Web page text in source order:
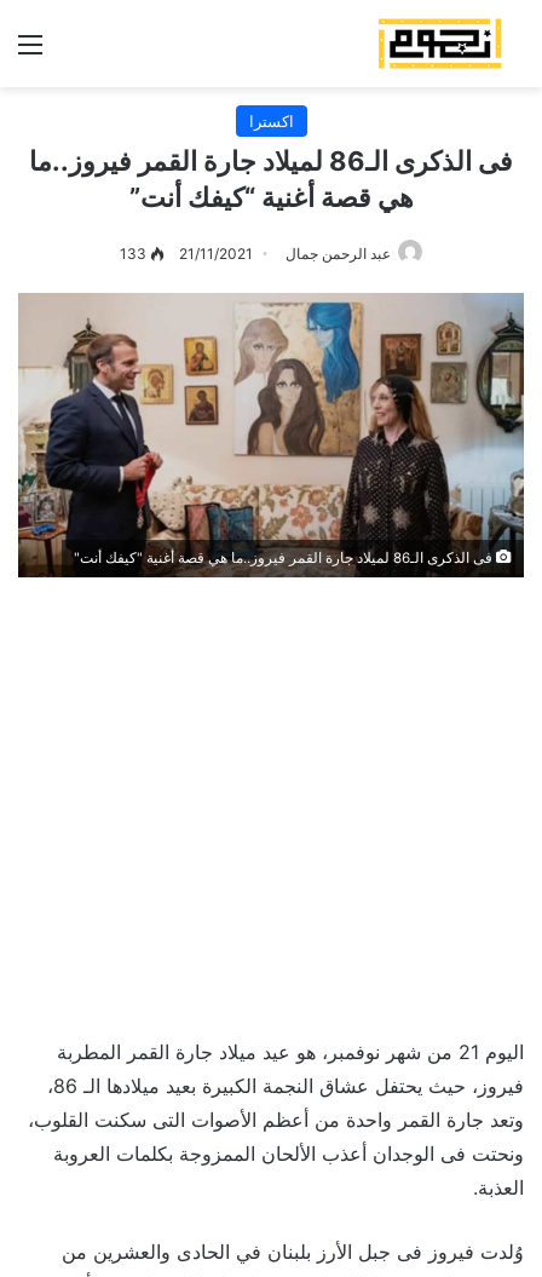
اكسترا
فى الذكرى الـ86 لميلاد جارة القمر فيروز..ما
هي قصة أغنية “كيفك أنت”
عبد الرحمن جمال 21/11/2021
133
فى الذكرى الـ86 لميلاد جارة القمر فيروز..ما هي قصة أغنية "كيفك أنت"
اليوم 21 من شهر نوفمبر، هو عيد ميلاد جارة القمر المطربة
فيروز، حيث يحتفل عشاق النجمة الكبيرة بعيد ميلادها الـ 86،
وتعد جارة القمر واحدة من أعظم الأصوات التى سكنت القلوب،
ونحتت فى الوجدان أعذب الألحان الممزوجة بكلمات العروبة
العذبة.
وُلدت فيروز فى جبل الأرز بلبنان في الحادى والعشرين من